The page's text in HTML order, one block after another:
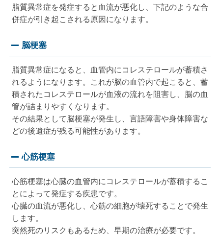
脂質異常症を発症すると血流が悪化し、下記のような合
併症が引き起こされる原因になります。
脳梗塞
脂質異常症になると、血管内にコレステロールが蓄積さ
れるようになります。これが脳の血管内で起こると、蓄
積されたコレステロールが血液の流れを阻害し、脳の血
管が詰まりやすくなります。
その結果として脳梗塞が発生し、言語障害や身体障害な
どの後遺症が残る可能性があります。
心筋梗塞
心筋梗塞は心臓の血管内にコレステロールが蓄積するこ
とによって発症する疾患です。
心臓の血流が悪化し、心筋の細胞が壊死することで発生
します。
突然死のリスクもあるため、早期の治療が必要です。